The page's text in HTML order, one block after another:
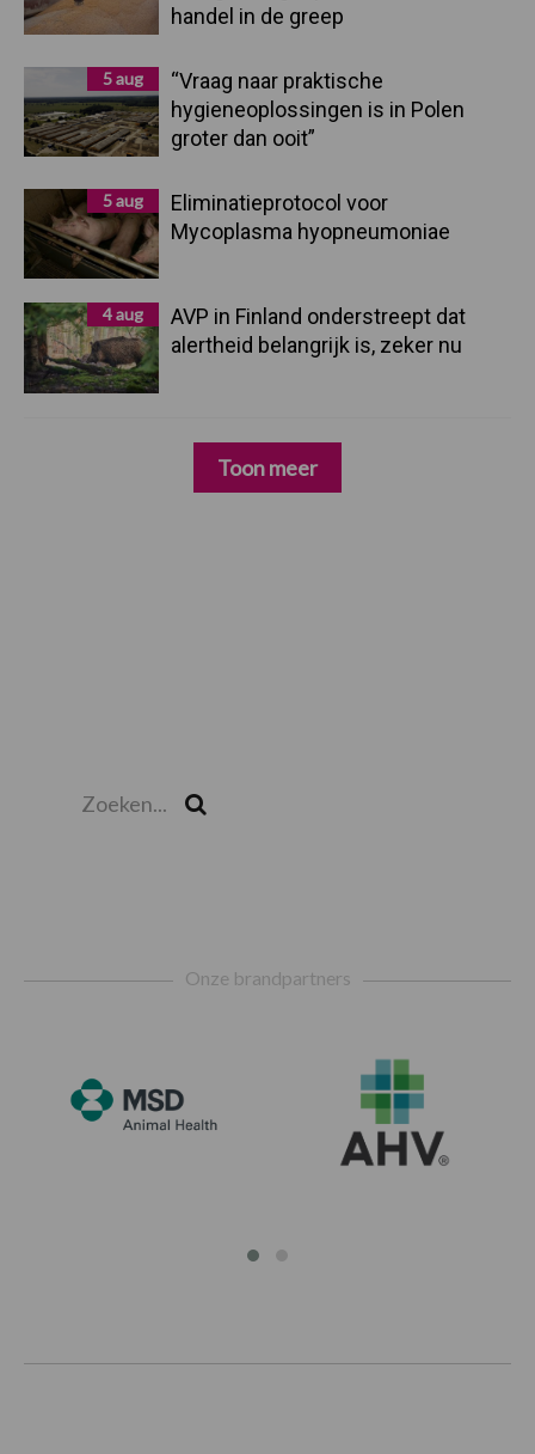
handel in de greep
5 aug
“Vraag naar praktische
hygieneoplossingen is in Polen
groter dan ooit”
5 aug
Eliminatieprotocol voor
Mycoplasma hyopneumoniae
4 aug
AVP in Finland onderstreept dat
alertheid belangrijk is, zeker nu
Toon meer
Onze brandpartners